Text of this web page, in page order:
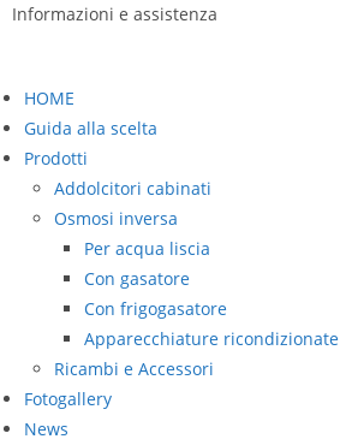
Informazioni e assistenza
HOME
Guida alla scelta
Prodotti
Addolcitori cabinati
Osmosi inversa
Per acqua liscia
Con gasatore
Con frigogasatore
Apparecchiature ricondizionate
Ricambi e Accessori
Fotogallery
News